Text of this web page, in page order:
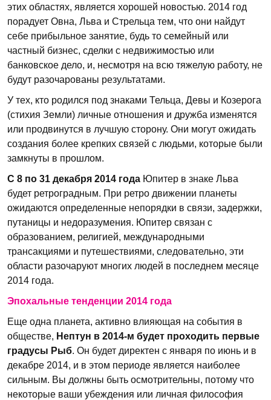
этих областях, является хорошей новостью. 2014 год
порадует Овна, Льва и Стрельца тем, что они найдут
себе прибыльное занятие, будь то семейный или
частный бизнес, сделки с недвижимостью или
банковское дело, и, несмотря на всю тяжелую работу, не
будут разочарованы результатами.
У тех, кто родился под знаками Тельца, Девы и Козерога
(стихия Земли) личные отношения и дружба изменятся
или продвинутся в лучшую сторону. Они могут ожидать
создания более крепких связей с людьми, которые были
замкнуты в прошлом.
С 8 по 31 декабря 2014 года Юпитер в знаке Льва
будет ретроградным. При ретро движении планеты
ожидаются определенные непорядки в связи, задержки,
путаницы и недоразумения. Юпитер связан с
образованием, религией, международными
трансакциями и путешествиями, следовательно, эти
области разочаруют многих людей в последнем месяце
2014 года.
Эпохальные тенденции 2014 года
Еще одна планета, активно влияющая на события в
обществе, Нептун в 2014-м будет проходить первые
градусы Рыб. Он будет директен с января по июнь и в
декабре 2014, и в этом периоде является наиболее
сильным. Вы должны быть осмотрительны, потому что
некоторые ваши убеждения или личная философия